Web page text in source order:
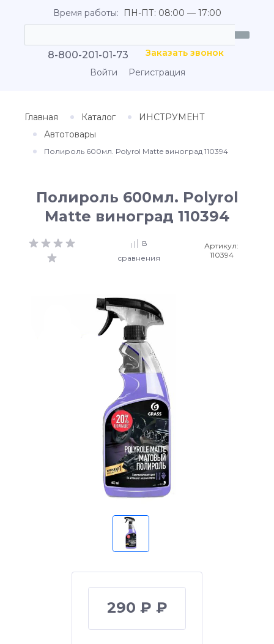
Время работы: ПН-ПТ: 08:00 — 17:00
8-800-201-01-73
Заказать звонок
Войти
Регистрация
Главная Каталог
ИНСТРУМЕНТ
Автотовары
Полироль 600мл. Polyrol Matte виноград 110394
Полироль 600мл. Polyrol
Matte виноград 110394
В
сравнения
Артикул:
110394
290 ₽ ₽